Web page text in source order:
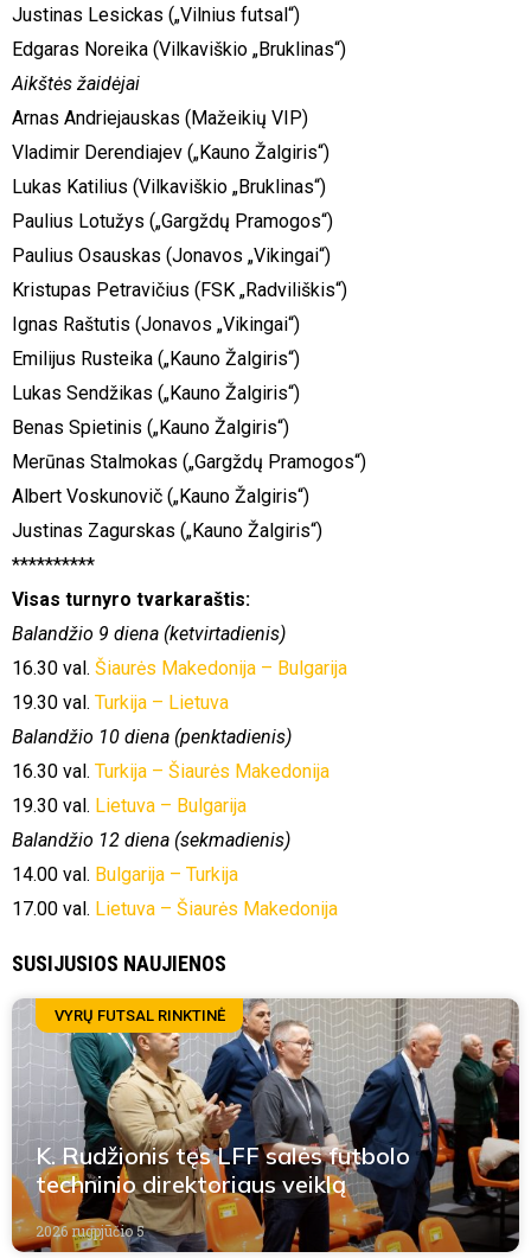
Justinas Lesickas („Vilnius futsal“)
Edgaras Noreika (Vilkaviškio „Bruklinas“)
Aikštės žaidėjai
Arnas Andriejauskas (Mažeikių VIP)
Vladimir Derendiajev („Kauno Žalgiris“)
Lukas Katilius (Vilkaviškio „Bruklinas“)
Paulius Lotužys („Gargždų Pramogos“)
Paulius Osauskas (Jonavos „Vikingai“)
Kristupas Petravičius (FSK „Radviliškis“)
Ignas Raštutis (Jonavos „Vikingai“)
Emilijus Rusteika („Kauno Žalgiris“)
Lukas Sendžikas („Kauno Žalgiris“)
Benas Spietinis („Kauno Žalgiris“)
Merūnas Stalmokas („Gargždų Pramogos“)
Albert Voskunovič („Kauno Žalgiris“)
Justinas Zagurskas („Kauno Žalgiris“)
**********
Visas turnyro tvarkaraštis:
Balandžio 9 diena (ketvirtadienis)
16.30 val. Šiaurės Makedonija – Bulgarija
19.30 val. Turkija – Lietuva
Balandžio 10 diena (penktadienis)
16.30 val. Turkija – Šiaurės Makedonija
19.30 val. Lietuva – Bulgarija
Balandžio 12 diena (sekmadienis)
14.00 val. Bulgarija – Turkija
17.00 val. Lietuva – Šiaurės Makedonija
SUSIJUSIOS NAUJIENOS
VYRŲ FUTSAL RINKTINĖ
K. Rudžionis tęs LFF salės futbolo
techninio direktoriaus veiklą
2026 rugpjūčio 5